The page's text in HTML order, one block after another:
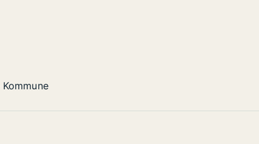
Kommune